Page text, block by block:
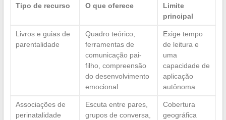
Tipo de recurso O que oferece
Limite
principal
Livros e guias de
parentalidade
Quadro teórico,
ferramentas de
comunicação pai-
filho, compreensão
do desenvolvimento
emocional
Exige tempo
de leitura e
uma
capacidade de
aplicação
autônoma
Associações de
perinatalidade
Escuta entre pares,
grupos de conversa,
Cobertura
geográfica